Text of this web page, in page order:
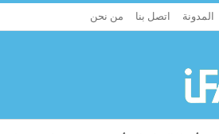
المدونة اتصل بنا من نحن